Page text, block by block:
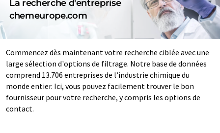
La recherche d'entreprise
chemeurope.com
Commencez dès maintenant votre recherche ciblée avec une
large sélection d'options de filtrage. Notre base de données
comprend 13.706 entreprises de l’industrie chimique du
monde entier. Ici, vous pouvez facilement trouver le bon
fournisseur pour votre recherche, y compris les options de
contact.